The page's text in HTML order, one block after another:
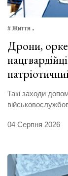
# Життя
Дрони,
Такі заходи
04 Серпня 2026